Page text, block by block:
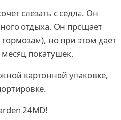
слезать с седла. Он
отдыха. Он прощает
но при этом дает
покатушек.
картонной упаковке,
24MD!